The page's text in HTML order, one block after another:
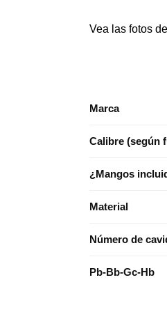
Vea las fotos
Marca
Calibre (según
¿Mangos
Material
Número de
Pb-Bb-Gc-Hb